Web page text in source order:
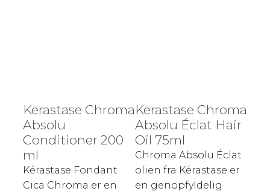
Kerastase Chroma
Absolu
Conditioner 200
ml
Kérastase Fondant
Cica Chroma er en
Kerastase Chroma
Absolu Éclat Hair
Oil 75ml
Chroma Absolu Éclat
olien fra Kérastase er
en genopfyldelig